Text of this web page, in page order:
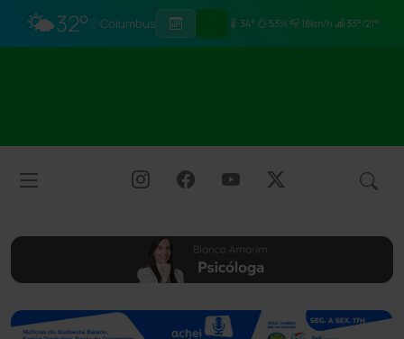
🌤️32° Columbus 34° 53% 18km/h 33°/21°